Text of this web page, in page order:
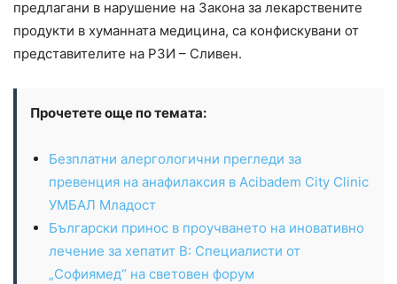
предлагани в нарушение на Закона за лекарствените
продукти в хуманната медицина, са конфискувани от
представителите на РЗИ – Сливен.
Прочетете още по темата:
Безплатни алергологични прегледи за
превенция на анафилаксия в Acibadem City Clinic
УМБАЛ Младост
Български принос в проучването на иновативно
лечение за хепатит В: Специалисти от
„Софиямед“ на световен форум